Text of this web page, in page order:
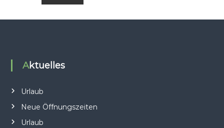
Aktuelles
Urlaub
Neue Öffnungszeiten
Urlaub